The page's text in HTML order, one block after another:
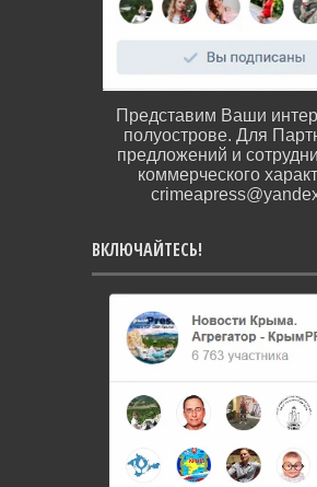
Представим Ваши
полуострове. Для
предложений и
коммерческого
ВКЛЮЧАЙТЕСЬ!